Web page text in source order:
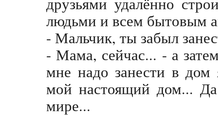
людьми и всем бытовым
- Мальчик, ты забыл
- Мама, сейчас... - а
мне надо занести в
мой настоящий дом...
мире...